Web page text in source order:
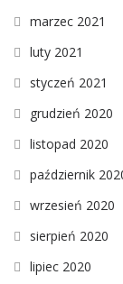
marzec 2021
luty 2021
styczeń 2021
grudzień 2020
listopad 2020
październik
wrzesień 2020
sierpień 2020
lipiec 2020